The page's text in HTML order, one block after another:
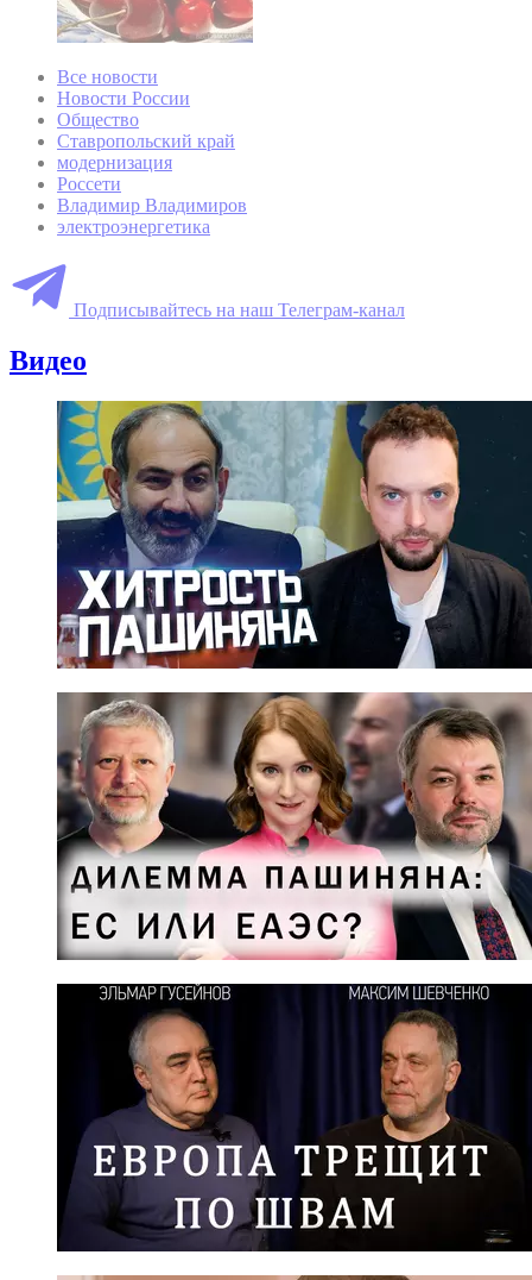
Все новости
Новости России
Общество
Ставропольский край
модернизация
Россети
Владимир Владимиров
электроэнергетика
Подписывайтесь на наш Телеграм-канал
Видео